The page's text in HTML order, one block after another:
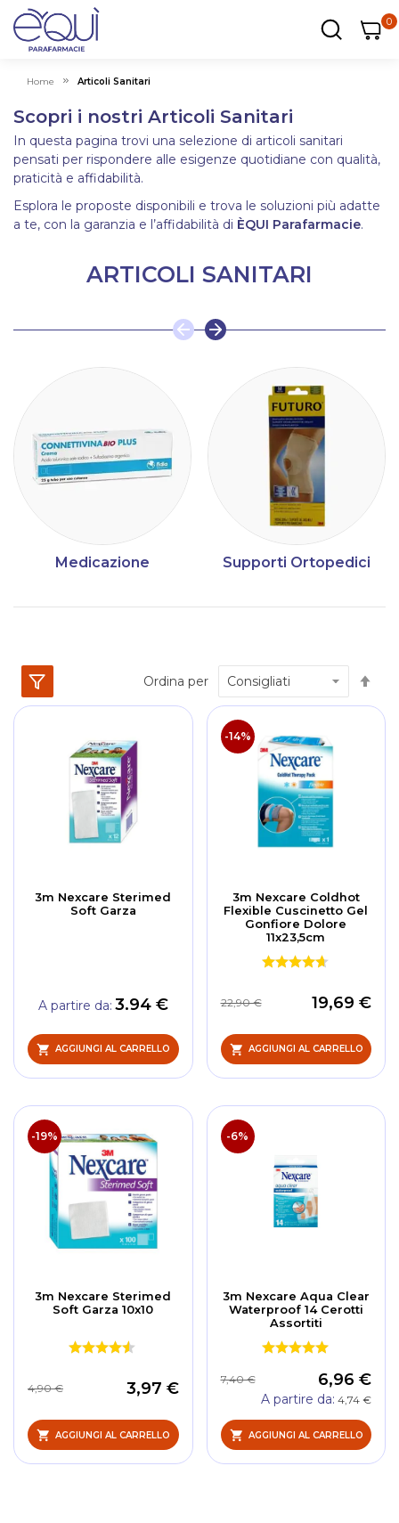
00
Home Articoli Sanitari
Scopri i nostri Articoli Sanitari
In questa pagina trovi una selezione di articoli sanitari
pensati per rispondere alle esigenze quotidiane con qualità,
praticità e affidabilità.
Esplora le proposte disponibili e trova le soluzioni più adatte
a te, con la garanzia e l’affidabilità di ÈQUI Parafarmacie.
ARTICOLI SANITARI
Medicazione Supporti Ortopedici
Ordina per
3m Nexcare Sterimed
Soft Garza
A partire da 3.94 €
AGGIUNGI AL CARRELLO
-14%
3m Nexcare Coldhot
Flexible Cuscinetto Gel
Gonfiore Dolore
11x23,5cm
19,69 €
22,90 €
AGGIUNGI AL CARRELLO
-19%
3m Nexcare Sterimed
Soft Garza 10x10
3,97 €
4,90 €
AGGIUNGI AL CARRELLO
-6%
3m Nexcare Aqua Clear
Waterproof 14 Cerotti
Assortiti
6,96 €
7,40 €
A partire da 4,74 €
AGGIUNGI AL CARRELLO